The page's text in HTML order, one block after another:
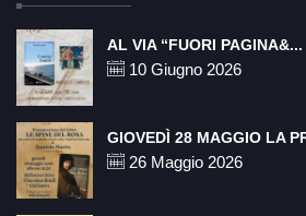
AL VIA “FUORI PAGINA&...
10 Giugno 2026
GIOVEDÌ 28 MAGGIO LA
26 Maggio 2026